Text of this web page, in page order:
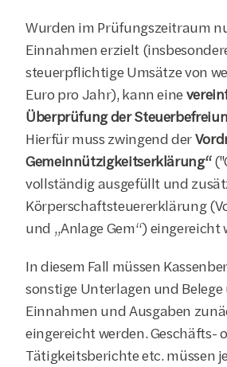
Wurden im Prüfungszeitraum
Einnahmen erzielt
steuerpflichtige Umsätze von
Euro pro Jahr), kann eine
Überprüfung der
Hierfür muss zwingend der
Gemeinnützigkeitserklärung“ ("
vollständig ausgefüllt und
Körperschaftsteuererklärung
und „Anlage Gem“) eingereicht
In diesem Fall müssen
sonstige Unterlagen und
Einnahmen und Ausgaben
eingereicht werden. Geschäfts-
Tätigkeitsberichte etc. müssen